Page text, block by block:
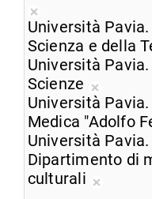
ricerca
Rimuovi
dalla
ricerca
corrente
Università
Scienza e della
Università
Scienze
Rimuovi
dalla
ricerca
Università
Medica "Adolfo
Università
Dipartimento di
culturali
Rimuovi